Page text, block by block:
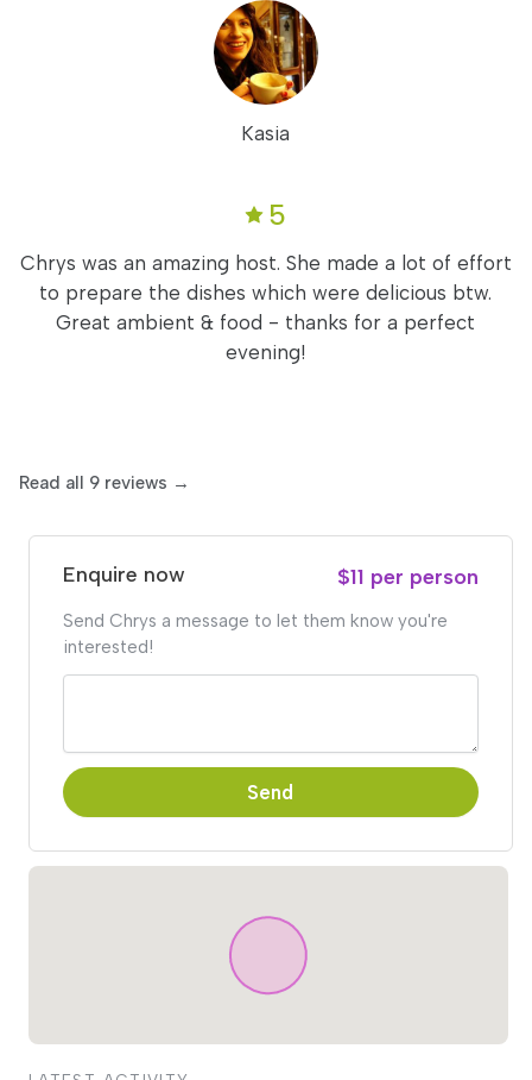
Kasia
5
Chrys was an amazing host. She made a lot of effort
to prepare the dishes which were delicious btw.
Great ambient & food - thanks for a perfect
evening!
Read all 9 reviews →
Enquire now $11 per person
Send Chrys a message to let them know you're
interested!
Send